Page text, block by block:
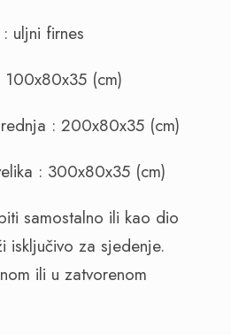
uljni firnes
100x80x35 (cm)
(cm)
(cm)
samostalno ili kao dio
isključivo za sjedenje.
ili u zatvorenom